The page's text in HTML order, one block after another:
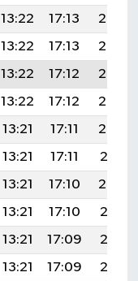
13:22 17:13
20:27
13:22 17:13
20:26
13:22 17:12
20:25
13:22 17:12
20:23
13:21 17:11
20:22
13:21 17:11
20:21
13:21 17:10
20:20
13:21 17:10
20:18
13:21 17:09
20:17
13:21 17:09
20:16